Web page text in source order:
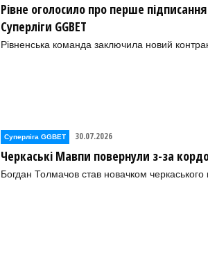
Рівне оголосило про перше
Суперліги GGBET
Рівненська команда заключила новий
Суперліга GGBET 30.07.2026
Черкаські Мавпи повернули з-за
Богдан Толмачов став новачком черкаського